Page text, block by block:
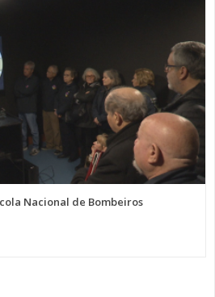
Nacional de Bombeiros